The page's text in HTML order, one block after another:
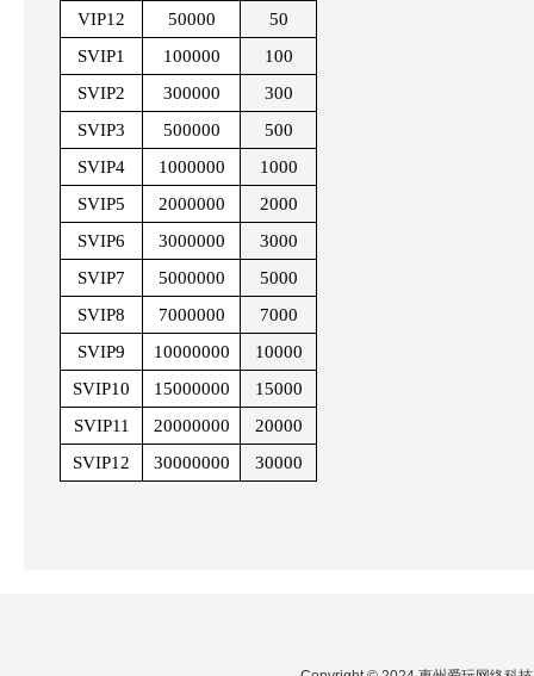
VIP12
50000
50
SVIP1
100000
100
SVIP2
300000
300
SVIP3
500000
500
SVIP4
1000000
1000
SVIP5
2000000
2000
SVIP6
3000000
3000
SVIP7
5000000
5000
SVIP8
7000000
7000
SVIP9
10000000
10000
SVIP10
15000000
15000
SVIP11
20000000
20000
SVIP12
30000000 30000